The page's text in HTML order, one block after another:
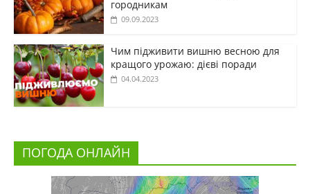
городникам
09.09.2023
Чим підживити вишню весною для
кращого урожаю: дієві поради
04.04.2023
ПОГОДА ОНЛАЙН